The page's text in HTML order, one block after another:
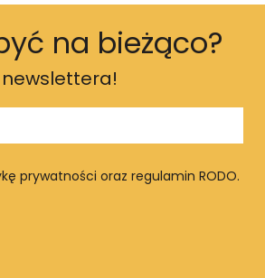
na bieżąco?
newslettera!
prywatności oraz regulamin RODO.